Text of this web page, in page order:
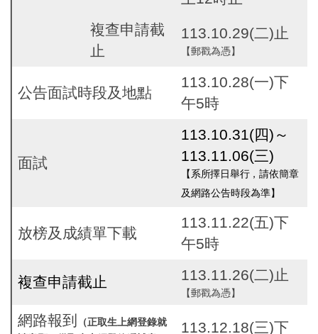
複查申請截
止
113.10.29(二)止
【郵戳為憑】
公告面試時段及地點
113.10.28(一)下
午5時
面試
113.10.31(四) ～
113.11.06(三)
【系所擇日舉行，請依簡章
及網路公告時段為準】
放榜及成績單下載
113.11.22(五)下
午5時
複查申請截止 113.11.26(二)止
【郵戳為憑】
網路報到
（正取生上網登錄就
113.12.18(三)下